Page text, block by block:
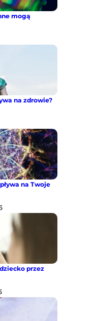
mogą
na zdrowie?
na Twoje
przez